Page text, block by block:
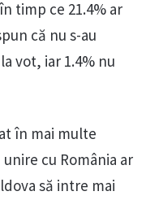
timp ce 21.4% ar
că nu s-au
vot, iar 1.4% nu
în mai multe
cu România ar
să intre mai